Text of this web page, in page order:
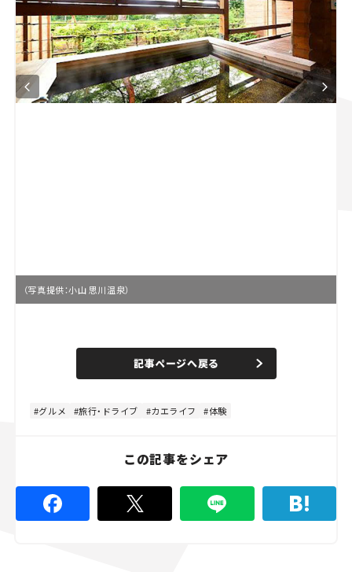
（写真提供：小山 思川温泉）
n
e
d
%
記事ページへ戻る
グルメ 旅行・ドライブ カエライフ 体験
この記事をシェア